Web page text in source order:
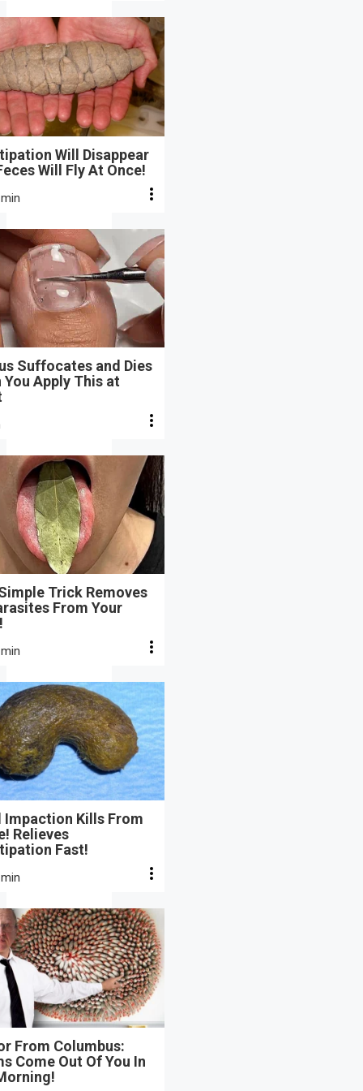
Will Disappear
Will Fly At Once!
Suffocates and Dies
You Apply This at
Trick Removes
From Your
Impaction Kills From
Relieves
Fast!
From Columbus:
Come Out Of You In